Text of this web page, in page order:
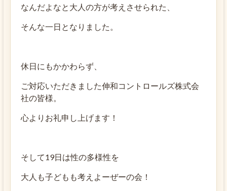
なんだよなと大人の方が考えさせられた、
そんな一日となりました。
休日にもかかわらず、
ご対応いただきました伸和コントロールズ株式会
社の皆様。
心よりお礼申し上げます！
そして19日は性の多様性を
大人も子どもも考えよーぜーの会！